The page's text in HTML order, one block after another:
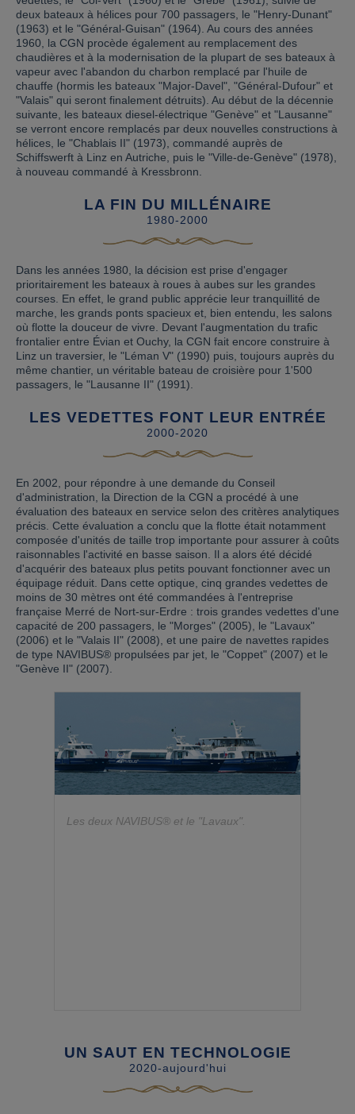
deux bateaux à hélices pour 700 passagers, le "Henry-Dunant"
(1963) et le "Général-Guisan" (1964). Au cours des années
1960, la CGN procède également au remplacement des
chaudières et à la modernisation de la plupart de ses bateaux à
vapeur avec l'abandon du charbon remplacé par l'huile de
chauffe (hormis les bateaux "Major-Davel", "Général-Dufour" et
"Valais" qui seront finalement détruits). Au début de la décennie
suivante, les bateaux diesel-électrique "Genève" et "Lausanne"
se verront encore remplacés par deux nouvelles constructions à
hélices, le "Chablais II" (1973), commandé auprès de
Schiffswerft à Linz en Autriche, puis le "Ville-de-Genève" (1978),
à nouveau commandé à Kressbronn.
LA FIN DU MILLÉNAIRE
1980-2000
Dans les années 1980, la décision est prise d'engager
prioritairement les bateaux à roues à aubes sur les grandes
courses. En effet, le grand public apprécie leur tranquillité de
marche, les grands ponts spacieux et, bien entendu, les salons
où flotte la douceur de vivre. Devant l'augmentation du trafic
frontalier entre Évian et Ouchy, la CGN fait encore construire à
Linz un traversier, le "Léman V" (1990) puis, toujours auprès du
même chantier, un véritable bateau de croisière pour 1'500
passagers, le "Lausanne II" (1991).
LES VEDETTES FONT LEUR ENTRÉE
2000-2020
En 2002, pour répondre à une demande du Conseil
d'administration, la Direction de la CGN a procédé à une
évaluation des bateaux en service selon des critères analytiques
précis. Cette évaluation a conclu que la flotte était notamment
composée d'unités de taille trop importante pour assurer à coûts
raisonnables l'activité en basse saison. Il a alors été décidé
d'acquérir des bateaux plus petits pouvant fonctionner avec un
équipage réduit. Dans cette optique, cinq grandes vedettes de
moins de 30 mètres ont été commandées à l'entreprise
française Merré de Nort-sur-Erdre : trois grandes vedettes d'une
capacité de 200 passagers, le "Morges" (2005), le "Lavaux"
(2006) et le "Valais II" (2008), et une paire de navettes rapides
de type NAVIBUS® propulsées par jet, le "Coppet" (2007) et le
"Genève II" (2007).
Les deux NAVIBUS® et le "Lavaux".
UN SAUT EN TECHNOLOGIE
2020-aujourd'hui